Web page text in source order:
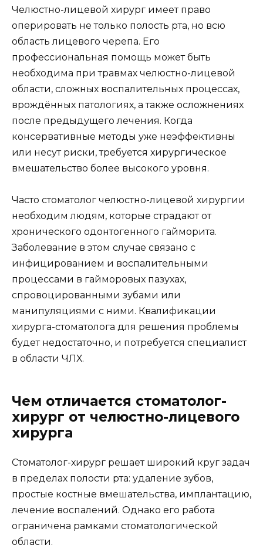
Челюстно-лицевой хирург имеет право
оперировать не только полость рта, но всю
область лицевого черепа. Его
профессиональная помощь может быть
необходима при травмах челюстно-лицевой
области, сложных воспалительных процессах,
врождённых патологиях, а также осложнениях
после предыдущего лечения. Когда
консервативные методы уже неэффективны
или несут риски, требуется хирургическое
вмешательство более высокого уровня.
Часто стоматолог челюстно-лицевой хирургии
необходим людям, которые страдают от
хронического одонтогенного гайморита.
Заболевание в этом случае связано с
инфицированием и воспалительными
процессами в гайморовых пазухах,
спровоцированными зубами или
манипуляциями с ними. Квалификации
хирурга-стоматолога для решения проблемы
будет недостаточно, и потребуется специалист
в области ЧЛХ.
Чем отличается стоматолог-
хирург от челюстно-лицевого
хирурга
Стоматолог-хирург решает широкий круг задач
в пределах полости рта: удаление зубов,
простые костные вмешательства, имплантацию,
лечение воспалений. Однако его работа
ограничена рамками стоматологической
области.